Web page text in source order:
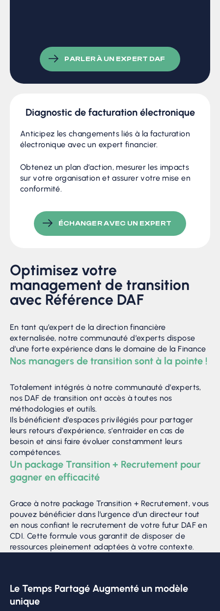
PARLER À UN EXPERT DAF
Diagnostic de facturation électronique
Anticipez les changements liés à la facturation
électronique avec un expert financier.
Obtenez un plan d’action, mesurer les impacts
sur votre organisation et assurer votre mise en
conformité.
ÉCHANGER AVEC UN EXPERT
Optimisez votre
management de transition
avec Référence DAF
En tant qu’expert de la direction financière
externalisée, notre communauté d’experts dispose
d’une forte expérience dans le domaine de la Finance
Nos managers de transition sont à la pointe !
Totalement intégrés à notre communauté d’experts,
nos DAF de transition ont accès à toutes nos
méthodologies et outils.
Ils bénéficient d’espaces privilégiés pour partager
leurs retours d’expérience, s’entraider en cas de
besoin et ainsi faire évoluer constamment leurs
compétences.
Un package Transition + Recrutement pour
gagner en efficacité
Grace à notre package Transition + Recrutement, vous
pouvez bénéficier dans l’urgence d’un directeur tout
en nous confiant le recrutement de votre futur DAF en
CDI. Cette formule vous garantit de disposer de
ressources pleinement adaptées à votre contexte.
Le Temps Partagé Augmenté un modèle
unique